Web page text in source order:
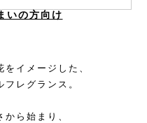
いの方向け
イメージした、
レグランス。
ら始まり、